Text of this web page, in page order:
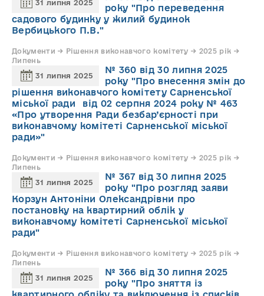
31 липня 2025
року "Про переведення
садового будинку у жилий будинок
Вербицького П.В."
Документи → Рішення виконавчого комітету → 2025 рік →
Липень
31 липня 2025
№ 360 від 30 липня 2025
року "Про внесення змін до
рішення виконавчого комітету Сарненської
міської ради від 02 серпня 2024 року № 463
«Про утворення Ради безбар’єрності при
виконавчому комітеті Сарненської міської
ради»"
Документи → Рішення виконавчого комітету → 2025 рік →
Липень
31 липня 2025
№ 367 від 30 липня 2025
року "Про розгляд заяви
Корзун Антоніни Олександрівни про
постановку на квартирний облік у
виконавчому комітеті Сарненської міської
ради"
Документи → Рішення виконавчого комітету → 2025 рік →
Липень
31 липня 2025
№ 366 від 30 липня 2025
року "Про зняття із